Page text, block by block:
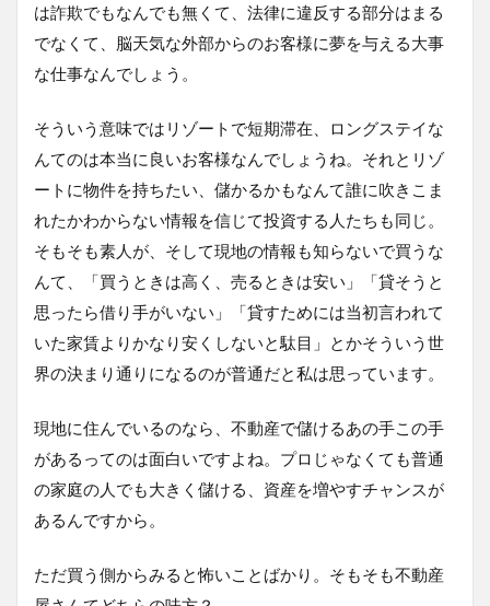
は詐欺でもなんでも無くて、法律に違反する部分はまる
でなくて、脳天気な外部からのお客様に夢を与える大事
な仕事なんでしょう。
そういう意味ではリゾートで短期滞在、ロングステイな
んてのは本当に良いお客様なんでしょうね。それとリゾ
ートに物件を持ちたい、儲かるかもなんて誰に吹きこま
れたかわからない情報を信じて投資する人たちも同じ。
そもそも素人が、そして現地の情報も知らないで買うな
んて、「買うときは高く、売るときは安い」「貸そうと
思ったら借り手がいない」「貸すためには当初言われて
いた家賃よりかなり安くしないと駄目」とかそういう世
界の決まり通りになるのが普通だと私は思っています。
現地に住んでいるのなら、不動産で儲けるあの手この手
があるってのは面白いですよね。プロじゃなくても普通
の家庭の人でも大きく儲ける、資産を増やすチャンスが
あるんですから。
ただ買う側からみると怖いことばかり。そもそも不動産